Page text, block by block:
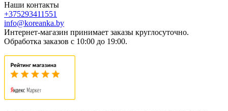
Наши контакты
+375293411551
info@koreanka.by
Интернет-магазин принимает заказы круглосуточно.
Обработка заказов с 10:00 до 19:00.